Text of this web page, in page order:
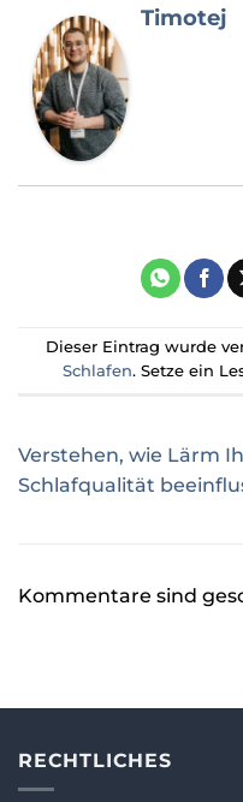
Timotej
Dieser Eintrag wurde
Schlafen. Setze ein
Verstehen, wie Lärm
Schlafqualität
Kommentare sind
RECHTLICHES